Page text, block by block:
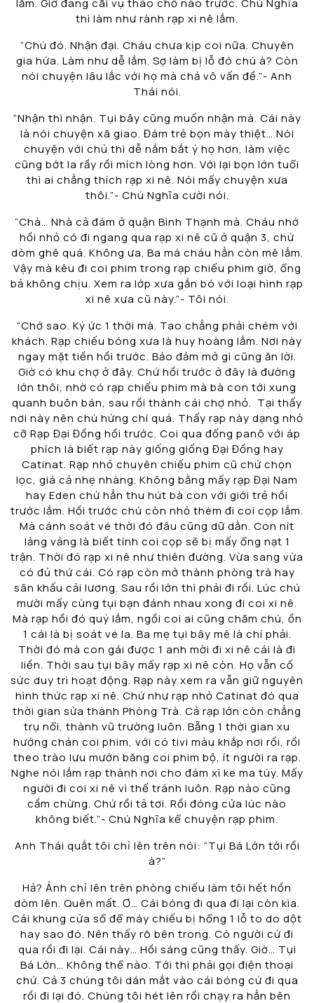
lắm. Giờ đang cãi vụ tháo chỗ nào trước. Chú Nghĩa
thì làm như rành rạp xi nê lắm.
“Chú đó. Nhận đại. Cháu chưa kịp coi nữa. Chuyên
gia hứa. Làm như dễ lắm. Sợ làm bị lỗ đó chú à? Còn
nói chuyện lâu lắc với họ mà chả vô vấn đề.”- Anh
Thái nói.
“Nhận thì nhận. Tụi bây cũng muốn nhận mà. Cái này
là nói chuyện xã giao. Đám trẻ bọn mày thiệt… Nói
chuyện với chủ thì dễ nắm bắt ý họ hơn, làm việc
cũng bớt la rầy rồi mích lòng hơn. Với lại bọn lớn tuổi
thì ai chẳng thích rạp xi nê. Nói mấy chuyện xưa
thôi.”- Chú Nghĩa cười nói.
“Chà… Nhà cả đám ở quận Bình Thạnh mà. Cháu nhớ
hồi nhỏ có đi ngang qua rạp xi nê cũ ở quận 3, chứ
dòm ghê quá. Không ưa. Ba má cháu hẳn còn mê lắm.
Vậy mà kêu đi coi phim trong rạp chiếu phim giờ, ổng
bả không chịu. Xem ra lớp xưa gắn bó với loại hình rạp
xi nê xưa cũ này.”- Tôi nói.
“Chớ sao. Ký ức 1 thời mà. Tao chẳng phải chém với
khách. Rạp chiếu bóng xưa là huy hoàng lắm. Nơi này
ngay mặt tiền hồi trước. Bảo đảm mở gì cũng ăn lời.
Giờ có khu chợ ở đây. Chứ hồi trước ở đây là đường
lớn thôi, nhờ có rạp chiếu phim mà bà con tới xung
quanh buôn bán, sau rồi thành cái chợ nhỏ. Tại thấy
nơi này nên chú hứng chí quá. Thấy rạp này dạng nhỏ
cỡ Rạp Đại Đồng hồi trước. Coi qua đống panô với áp
phích là biết rạp này giống giống Đại Đồng hay
Catinat. Rạp nhỏ chuyên chiếu phim cũ chứ chọn
lọc, giá cả nhẹ nhàng. Không bằng mấy rạp Đại Nam
hay Eden chứ hẳn thu hút bà con với giới trẻ hồi
trước lắm. Hồi trước chú còn nhỏ thèm đi coi cọp lắm.
Mà cánh soát vé thời đó đâu cũng dữ dằn. Con nít
lảng vảng là biết tính coi cọp sẽ bị mấy ổng nạt 1
trận. Thời đó rạp xi nê như thiên đường. Vừa sang vừa
có đủ thứ cái. Có rạp còn mở thành phòng trà hay
sân khấu cải lương. Sau rồi lớn thì phải đi rồi. Lúc chú
mười mấy cùng tụi bạn đánh nhau xong đi coi xi nê.
Mà rạp hồi đó quý lắm, ngồi coi ai cũng chăm chú, ồn
1 cái là bị soát vé la. Ba mẹ tụi bây mê là chí phải.
Thời đó mà con gái được 1 anh mời đi xi nê cái là đi
liền. Thời sau tụi bây mấy rạp xi nê còn. Họ vẫn cố
sức duy trì hoạt động. Rạp này xem ra vẫn giữ nguyên
hình thức rạp xi nê. Chứ như rạp nhỏ Catinat đó qua
thời gian sửa thành Phòng Trà. Cả rạp lớn còn chẳng
trụ nổi, thành vũ trường luôn. Bẵng 1 thời gian xu
hướng chán coi phim, với có tivi màu khắp nơi rồi, rồi
theo trào lưu mướn băng coi phim bộ, ít người ra rạp.
Nghe nói lắm rạp thành nơi cho đám xì ke ma túy. Mấy
người đi coi xi nê vì thế tránh luôn. Rạp nào cũng
cầm chừng. Chứ rồi tả tơi. Rồi đóng cửa lúc nào
không biết.”- Chú Nghĩa kể chuyện rạp phim.
Anh Thái quắt tôi chỉ lên trên nói: “Tụi Bá Lớn tới rồi
à?”
Hả? Ảnh chỉ lên trên phòng chiếu làm tôi hết hồn
dòm lên. Quên mất. Ơ… Cái bóng đi qua đi lại còn kìa.
Cái khung cửa sổ để máy chiếu bị hổng 1 lỗ to do dột
hay sao đó. Nên thấy rõ bên trong. Có người cứ đi
qua rồi đi lại. Cái này… Hồi sáng cũng thấy. Giờ… Tụi
Bá Lớn… Không thể nào. Tới thì phải gọi điện thoại
chứ. Cả 3 chúng tôi dán mắt vào cái bóng cứ đi qua
rồi đi lại đó. Chúng tôi hét lên rồi chạy ra hẳn bên